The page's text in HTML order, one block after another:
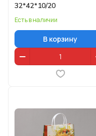
32*42*10/20
Есть в наличии
В корзину